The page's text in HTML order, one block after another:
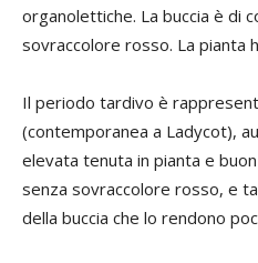
organolettiche. La buccia è di
sovraccolore rosso. La pianta
Il periodo tardivo è
(contemporanea a Ladycot),
elevata tenuta in pianta e
senza sovraccolore rosso, e
della buccia che lo rendono